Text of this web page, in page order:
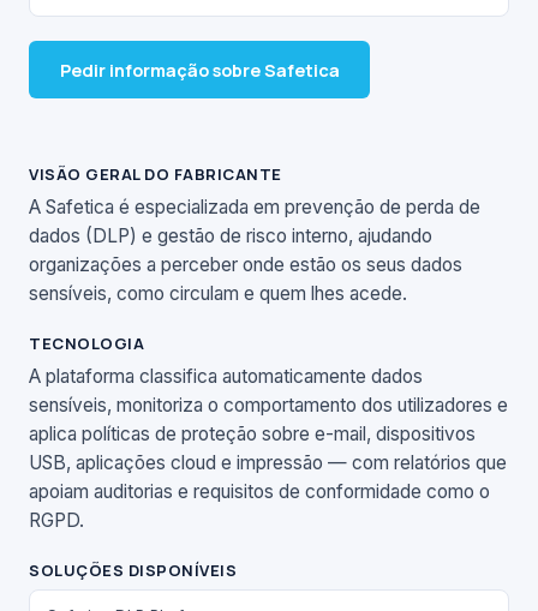
Pedir informação sobre Safetica
VISÃO GERAL DO FABRICANTE
A Safetica é especializada em prevenção de perda de
dados (DLP) e gestão de risco interno, ajudando
organizações a perceber onde estão os seus dados
sensíveis, como circulam e quem lhes acede.
TECNOLOGIA
A plataforma classifica automaticamente dados
sensíveis, monitoriza o comportamento dos utilizadores e
aplica políticas de proteção sobre e-mail, dispositivos
USB, aplicações cloud e impressão — com relatórios que
apoiam auditorias e requisitos de conformidade como o
RGPD.
SOLUÇÕES DISPONÍVEIS